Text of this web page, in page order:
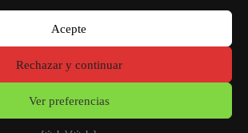
Acepte
Rechazar y continuar
Ver preferencias
Lorient Oporto Lisboa Valencia
Mencioneslegales